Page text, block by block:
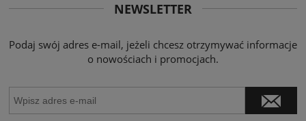
NEWSLETTER
Podaj swój adres e-mail, jeżeli chcesz otrzymywać informacje
o nowościach i promocjach.